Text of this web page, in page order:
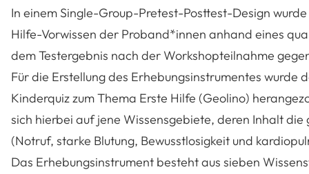
In einem Single-Group-Pretest-Posttest-Design
Hilfe-Vorwissen der Proband*innen anhand eines
dem Testergebnis nach der Workshopteilnahme
Für die Erstellung des Erhebungsinstrumentes wurde
Kinderquiz zum Thema Erste Hilfe (Geolino)
sich hierbei auf jene Wissensgebiete, deren Inhalt
(Notruf, starke Blutung, Bewusstlosigkeit und
Das Erhebungsinstrument besteht aus sieben